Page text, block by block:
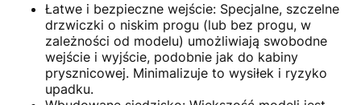
Łatwe i bezpieczne wejście: Specjalne, szczelne
drzwiczki o niskim progu (lub bez progu, w
zależności od modelu) umożliwiają swobodne
wejście i wyjście, podobnie jak do kabiny
prysznicowej. Minimalizuje to wysiłek i ryzyko
upadku.